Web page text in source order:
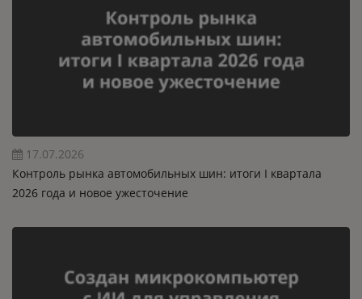
17.07.2026
Контроль рынка автомобильных шин: итоги I квартала
2026 года и новое ужесточение